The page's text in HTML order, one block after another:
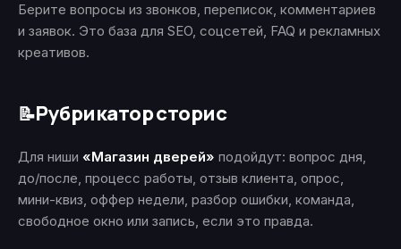
Берите вопросы из звонков, переписок, комментариев
и заявок. Это база для SEO, соцсетей, FAQ и рекламных
креативов.
📝Рубрикатор сторис
Для ниши «Магазин дверей» подойдут: вопрос дня,
до/после, процесс работы, отзыв клиента, опрос,
мини-квиз, оффер недели, разбор ошибки, команда,
свободное окно или запись, если это правда.